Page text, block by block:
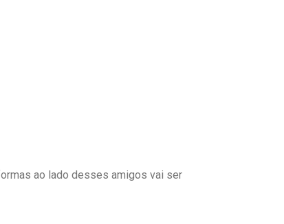
ao lado desses amigos vai ser